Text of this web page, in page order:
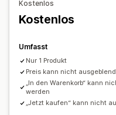
Benachrichtigungen
Angebotsaktualisierungen
Kostenlos
Kostenlos
Umfasst
Nur 1 Produkt
Preis kann nicht
„In den Warenkorb“ kann
werden
„Jetzt kaufen“ kann nicht